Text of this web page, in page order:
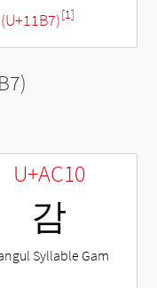
[1]
U+AC10
감
Syllable Gam